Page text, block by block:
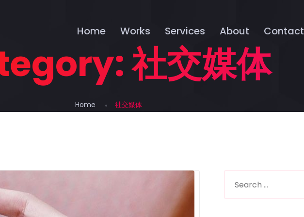
Home Works Services About Contact
社交媒体
Home 社交媒体